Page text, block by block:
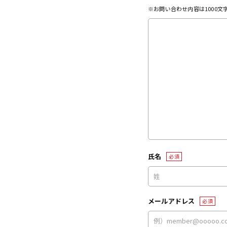
※お問い合わせ内容は1000文
氏名 必須
メールアドレス 必須